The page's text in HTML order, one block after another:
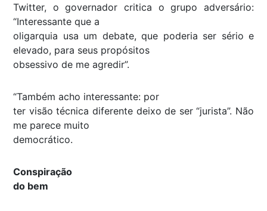
Twitter, o governador critica o grupo adversário:
“Interessante que a
oligarquia usa um debate, que poderia ser sério e
elevado, para seus propósitos
obsessivo de me agredir”.
“Também acho interessante: por
ter visão técnica diferente deixo de ser “jurista”. Não
me parece muito
democrático.
Conspiração
do bem